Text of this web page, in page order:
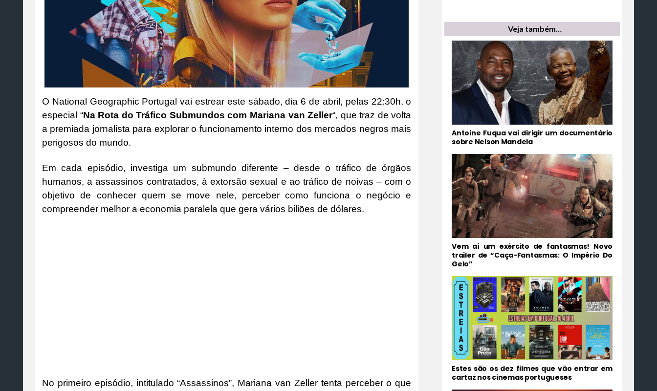
O National Geographic Portugal vai estrear este sábado, dia 6 de abril, pelas 22:30h, o
especial “Na Rota do Tráfico Submundos com Mariana van Zeller“, que traz de volta
a premiada jornalista para explorar o funcionamento interno dos mercados negros mais
perigosos do mundo.
Em cada episódio, investiga um submundo diferente – desde o tráfico de órgãos
humanos, a assassinos contratados, à extorsão sexual e ao tráfico de noivas – com o
objetivo de conhecer quem se move nele, perceber como funciona o negócio e
compreender melhor a economia paralela que gera vários biliões de dólares.
No primeiro episódio, intitulado “Assassinos”, Mariana van Zeller tenta perceber o que
Veja também…
Antoine Fuqua vai dirigir um documentário
sobre Nelson Mandela
Vem aí um exército de fantasmas! Novo
trailer de “Caça-Fantasmas: O Império Do
Gelo”
Estes são os dez filmes que vão entrar em
cartaz nos cinemas portugueses